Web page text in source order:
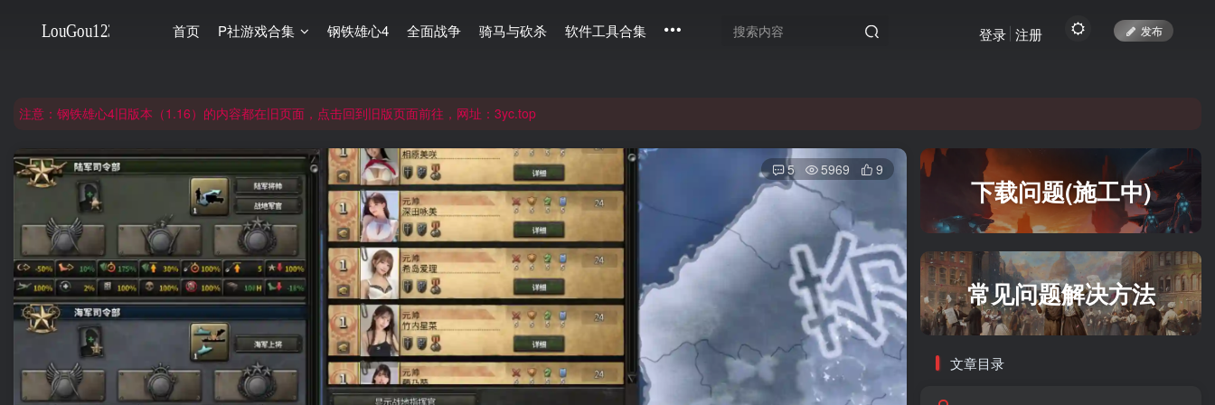
首页 P社游戏合集 钢铁雄心4 全面战争 骑马与砍杀 软件工具合集 发布
登录 注册
注意：钢铁雄心4旧版本（1.16）的内容都在旧页面，点击回到旧版页面前往，网址：3yc.top
非常抱歉，节假日晚上服务器爆满，建议避开高峰时段访问。
网站合并公告：旧网页langou123.com的内容将搬迁到本页面，本页面后续可通过langou123.com和www.langou123.com访问。旧网页可通过3yc.top访问。
5 5969 9
下载问题(施工中)
常见问题解决方法
文章目录